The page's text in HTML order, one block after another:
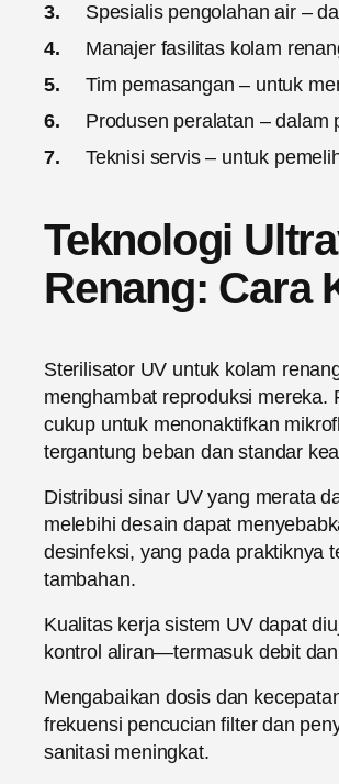
Spesialis pengolahan air –
Manajer fasilitas kolam
Tim pemasangan – untuk
Produsen peralatan – dalam
Teknisi servis – untuk
Teknologi
Renang: Cara
Sterilisator UV untuk kolam
menghambat reproduksi mereka.
cukup untuk menonaktifkan
tergantung beban dan standar
Distribusi sinar UV yang merata
melebihi desain dapat
desinfeksi, yang pada praktiknya
tambahan.
Kualitas kerja sistem UV dapat
kontrol aliran—termasuk debit
Mengabaikan dosis dan
frekuensi pencucian filter dan
sanitasi meningkat.